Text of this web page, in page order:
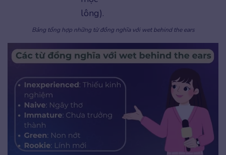
lông).
Bảng tổng hợp những từ đồng nghĩa với wet behind the ears